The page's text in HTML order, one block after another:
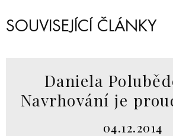
SOUVISEJÍCÍ ČLÁNKY
Daniela
Navrhování je
04.12.2014